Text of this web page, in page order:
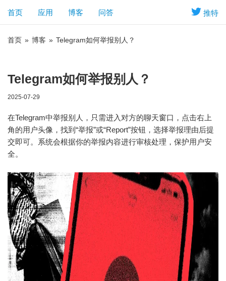
推特
首页 应用 博客 问答
首页 » 博客 » Telegram如何举报别人？
Telegram如何举报别人？
2025-07-29
在Telegram中举报别人，只需进入对方的聊天窗口，点击右上
角的用户头像，找到“举报”或“Report”按钮，选择举报理由后提
交即可。系统会根据你的举报内容进行审核处理，保护用户安
全。